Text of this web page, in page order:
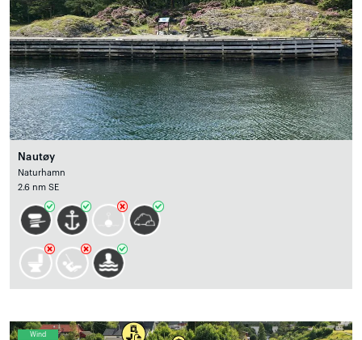
Nautøy
Naturhamn
2.6 nm SE
Wind